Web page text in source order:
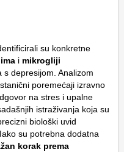
su konkretne
i mikrogliji
depresijom. Analizom
poremećaji izravno
na stres i upalne
istraživanja koja su
biološki uvid
su potrebna dodatna
korak prema